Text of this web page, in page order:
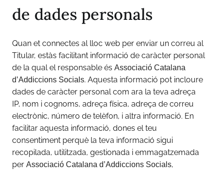
de dades personals
Quan et connectes al lloc web per enviar un correu al
Titular, estàs facilitant informació de caràcter personal
de la qual el responsable és Associació Catalana
d’Addiccions Socials. Aquesta informació pot incloure
dades de caràcter personal com ara la teva adreça
IP, nom i cognoms, adreça física, adreça de correu
electrònic, número de telèfon, i altra informació. En
facilitar aquesta informació, dones el teu
consentiment perquè la teva informació sigui
recopilada, utilitzada, gestionada i emmagatzemada
per Associació Catalana d’Addiccions Socials,